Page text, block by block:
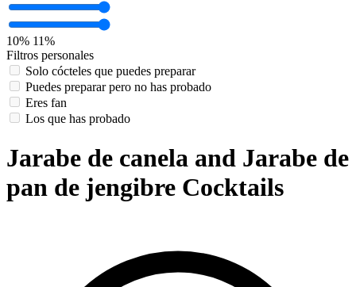
10% 11%
Filtros personales
Solo cócteles que puedes preparar
Puedes preparar pero no has probado
Eres fan
Los que has probado
Jarabe de canela and Jarabe de
pan de jengibre Cocktails